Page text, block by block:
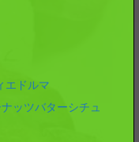
エドルマ
ッツバターシチュ